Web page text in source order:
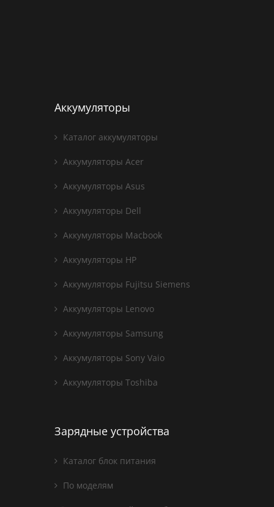
Аккумуляторы
Каталог аккумуляторы
Аккумуляторы Acer
Аккумуляторы Asus
Аккумуляторы Dell
Аккумуляторы Macbook
Аккумуляторы HP
Аккумуляторы Fujitsu Siemens
Аккумуляторы Lenovo
Аккумуляторы Samsung
Аккумуляторы Sony Vaio
Аккумуляторы Toshiba
Зарядные устройства
Каталог блок питания
По моделям